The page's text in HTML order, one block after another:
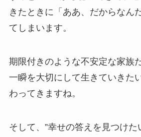
きたときに「ああ、だからなん
てしまいます。
期限付きのような不安定な家族
一瞬を大切にして生きていきた
わってきますね。
そして、”幸せの答えを見つけた